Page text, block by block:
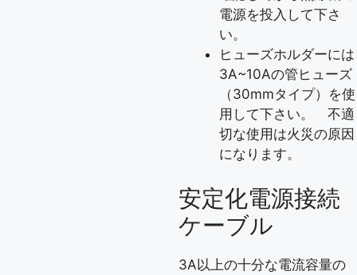
電源を投入して下さ
い。
ヒューズホルダーには
3A~10Aの管ヒューズ
（30mmタイプ）を使
用して下さい。 不適
切な使用は火災の原因
になります。
安定化電源接続
ケーブル
3A以上の十分な電流容量の